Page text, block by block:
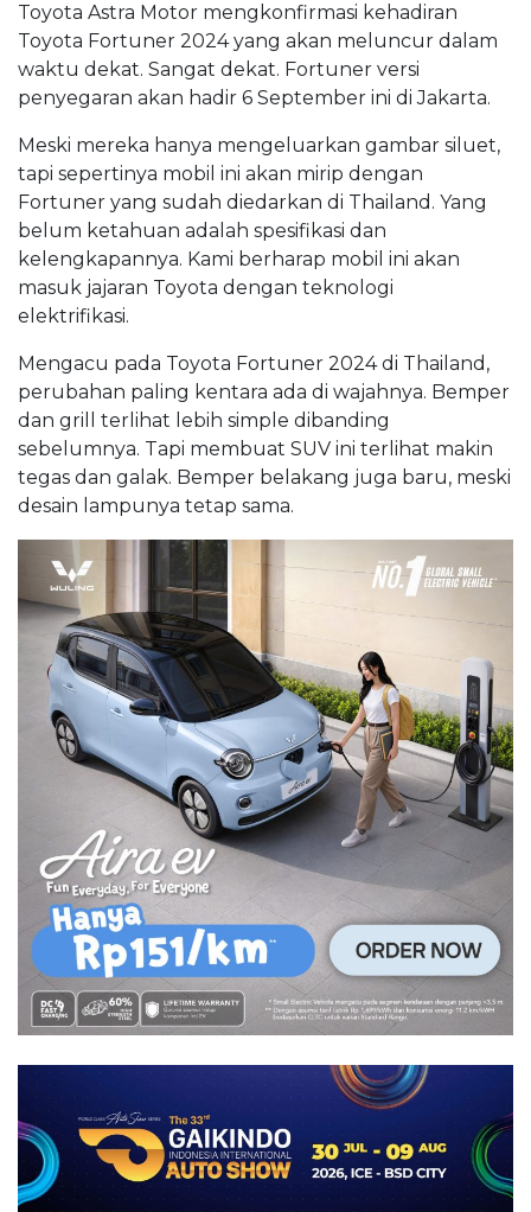
Toyota Astra Motor mengkonfirmasi kehadiran
Toyota Fortuner 2024 yang akan meluncur dalam
waktu dekat. Sangat dekat. Fortuner versi
penyegaran akan hadir 6 September ini di Jakarta.
Meski mereka hanya mengeluarkan gambar siluet,
tapi sepertinya mobil ini akan mirip dengan
Fortuner yang sudah diedarkan di Thailand. Yang
belum ketahuan adalah spesifikasi dan
kelengkapannya. Kami berharap mobil ini akan
masuk jajaran Toyota dengan teknologi
elektrifikasi.
Mengacu pada Toyota Fortuner 2024 di Thailand,
perubahan paling kentara ada di wajahnya. Bemper
dan grill terlihat lebih simple dibanding
sebelumnya. Tapi membuat SUV ini terlihat makin
tegas dan galak. Bemper belakang juga baru, meski
desain lampunya tetap sama.